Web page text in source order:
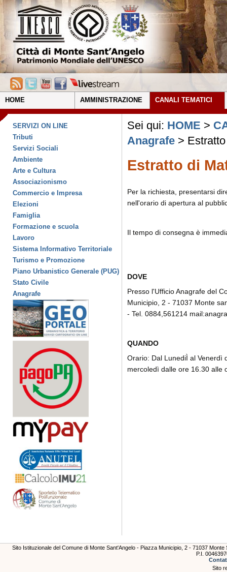
HOME AMMINISTRAZIONE CANALI TEMATICI
SERVIZI ON LINE
Tributi
Servizi Sociali
Ambiente
Arte e Cultura
Associazionismo
Commercio e Impresa
Elezioni
Famiglia
Formazione e scuola
Lavoro
Sistema Informativo Territoriale
Turismo e Promozione
Piano Urbanistico Generale (PUG)
Stato Civile
Anagrafe
Sei qui: HOME >
Anagrafe >
Estratto di
Per la richiesta, presentarsi
nell'orario di apertura al
Il tempo di consegna è
DOVE
Presso l'Ufficio Anagrafe del
Municipio, 2 - 71037 Monte
- Tel. 0884,561214
QUANDO
Orario: Dal LunediÌ al Venerdì
mercoledì dalle ore 16.30 alle
Sito Istituzionale del Comune di Monte Sant'Angelo - Piazza Municipio, 2 - 71037
P.I.
Sito